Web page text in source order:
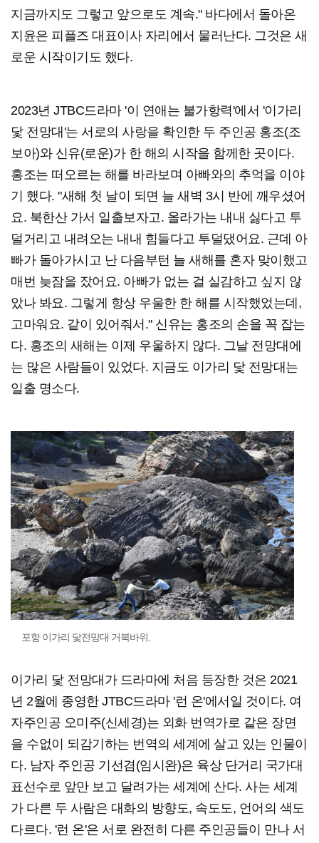
지금까지도 그렇고 앞으로도 계속." 바다에서 돌아온
지윤은 피플즈 대표이사 자리에서 물러난다. 그것은 새
로운 시작이기도 했다.
2023년 JTBC드라마 '이 연애는 불가항력'에서 '이가리
닻 전망대'는 서로의 사랑을 확인한 두 주인공 홍조(조
보아)와 신유(로운)가 한 해의 시작을 함께한 곳이다.
홍조는 떠오르는 해를 바라보며 아빠와의 추억을 이야
기 했다. "새해 첫 날이 되면 늘 새벽 3시 반에 깨우셨어
요. 북한산 가서 일출보자고. 올라가는 내내 싫다고 투
덜거리고 내려오는 내내 힘들다고 투덜댔어요. 근데 아
빠가 돌아가시고 난 다음부턴 늘 새해를 혼자 맞이했고
매번 늦잠을 잤어요. 아빠가 없는 걸 실감하고 싶지 않
았나 봐요. 그렇게 항상 우울한 한 해를 시작했었는데,
고마워요. 같이 있어줘서." 신유는 홍조의 손을 꼭 잡는
다. 홍조의 새해는 이제 우울하지 않다. 그날 전망대에
는 많은 사람들이 있었다. 지금도 이가리 닻 전망대는
일출 명소다.
포항 이가리 닻전망대 거북바위.
이가리 닻 전망대가 드라마에 처음 등장한 것은 2021
년 2월에 종영한 JTBC드라마 '런 온'에서일 것이다. 여
자주인공 오미주(신세경)는 외화 번역가로 같은 장면
을 수없이 되감기하는 번역의 세계에 살고 있는 인물이
다. 남자 주인공 기선겸(임시완)은 육상 단거리 국가대
표선수로 앞만 보고 달려가는 세계에 산다. 사는 세계
가 다른 두 사람은 대화의 방향도, 속도도, 언어의 색도
다르다. '런 온'은 서로 완전히 다른 주인공들이 만나 서